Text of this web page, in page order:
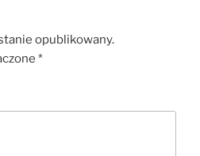
opublikowany.
*